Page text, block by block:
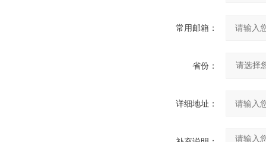
常用邮箱：
省份：
详细地址：